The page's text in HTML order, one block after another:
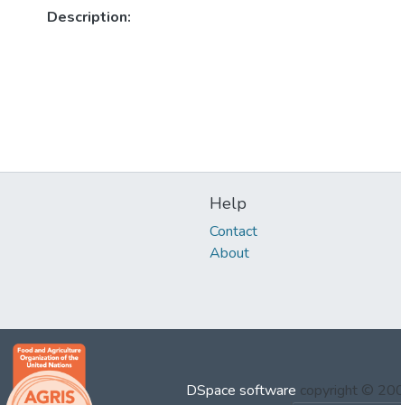
Description:
Help
Contact
About
DSpace software copyright ©